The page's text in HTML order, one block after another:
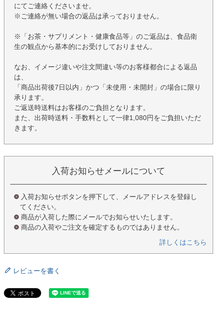
にてご連絡くださいませ。
※ご連絡が無い場合の返品は承っておりません。
※「お茶・サプリメント・健康食品等」のご返品は、食品衛
生の観点から基本的にお受けしておりません。
なお、イメージ違いや注文間違い等のお客様都合による返品
は、
「商品出荷後7日以内」かつ「未使用・未開封」の場合に限り
承ります。
ご返送時送料はお客様のご負担となります。
また、出荷時送料・手数料として一律1,080円をご負担いただ
きます。
入荷お知らせメールについて
入荷お知らせボタンを押下して、メールアドレスを登録し
てください。
商品が入荷した際にメールでお知らせいたします。
商品の入荷やご注文を確定するものではありません。
詳しくはこちら
レビューを書く